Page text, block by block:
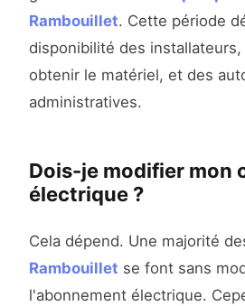
Rambouillet. Cette période
disponibilité des
obtenir le matériel, et des
administratives.
Dois-je modifier mon
électrique ?
Cela dépend. Une majorité
Rambouillet se font sans
l'abonnement électrique.